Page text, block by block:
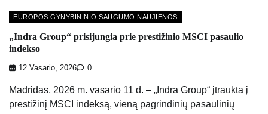
EUROPOS GYNYBININIO SAUGUMO NAUJIENOS
„Indra Group“ prisijungia prie prestižinio MSCI pasaulio
indekso
12 Vasario, 2026 0
Madridas, 2026 m. vasario 11 d. – „Indra Group“ įtraukta į
prestižinį MSCI indeksą, vieną pagrindinių pasaulinių